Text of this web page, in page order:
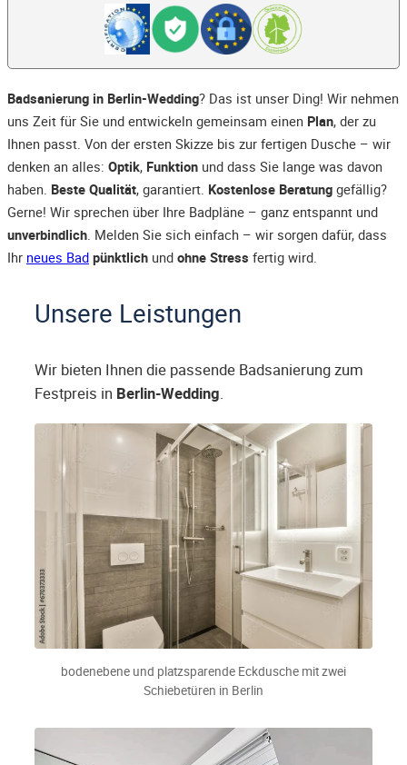
Badsanierung in Berlin-Wedding? Das ist unser Ding! Wir nehmen
uns Zeit für Sie und entwickeln gemeinsam einen Plan, der zu
Ihnen passt. Von der ersten Skizze bis zur fertigen Dusche – wir
denken an alles: Optik, Funktion und dass Sie lange was davon
haben. Beste Qualität, garantiert. Kostenlose Beratung gefällig?
Gerne! Wir sprechen über Ihre Badpläne – ganz entspannt und
unverbindlich. Melden Sie sich einfach – wir sorgen dafür, dass
Ihr neues Bad pünktlich und ohne Stress fertig wird.
Unsere Leistungen
Wir bieten Ihnen die passende Badsanierung zum
Festpreis in Berlin-Wedding.
bodenebene und platzsparende Eckdusche mit zwei
Schiebetüren in Berlin